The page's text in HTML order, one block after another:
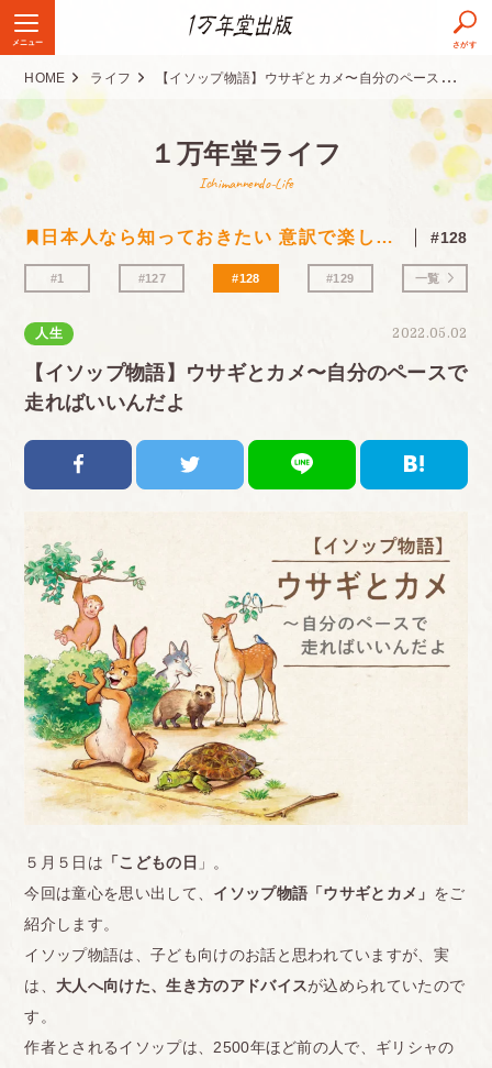
メニュー さがす
HOME ライフ 【イソップ物語】ウサギとカメ〜自分のペースで走ればいいんだよ
１万年堂ライフ
Ichimannendo-Life
日本人なら知っておきたい 意訳で楽しむ古典シリーズ #128
#1 #127 #128 #129 一覧
2022.05.02
人生
【イソップ物語】ウサギとカメ〜自分のペースで
走ればいいんだよ
５月５日は 「こどもの日 」。
今回は童心を思い出して、 イソップ物語「ウサギとカメ」 をご
紹介します。
イソップ物語は、子ども向けのお話と思われていますが、実
は、 大人へ向けた、生き方のアドバイスが込められていたので
す。
作者とされるイソップは、2500年ほど前の人で、ギリシャの